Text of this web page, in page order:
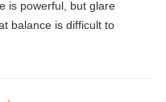
is powerful, but glare
balance is difficult to